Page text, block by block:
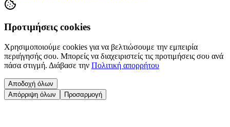
Προτιμήσεις cookies
Χρησιμοποιούμε cookies για να βελτιώσουμε την εμπειρία
περιήγησής σου. Μπορείς να διαχειριστείς τις προτιμήσεις σου ανά
πάσα στιγμή. Διάβασε την Πολιτική απορρήτου
Αποδοχή όλων
Απόρριψη όλων
Προσαρμογή